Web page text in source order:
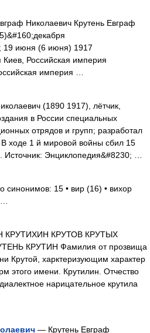
Николаевич Крутень Евграф
19 июня (6 июня) 1917
Российская империя
империя …
(1890 1917), лётчик,
в России специальных
отрядов и групп; разработал
В ходе 1 й мировой войны сбил 15
Источник: Энциклопедия&#8230; …
синонимов: 15 • вир (16) • вихор
КРУТИХИН КРУТОВ КРУТЫХ
КРУТИН Фамилия от прозвища
Крутой, харктеризующим характер
этого имени. Крутилин. Отчество
нарицательное крутила
— Крутень Евграф